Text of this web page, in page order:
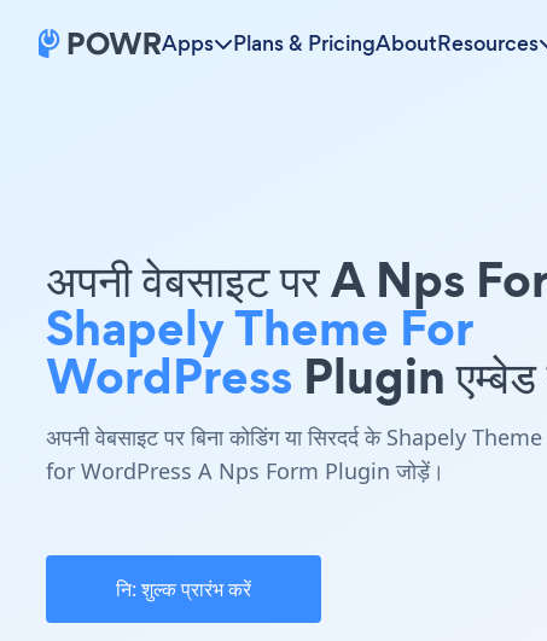
Apps Plans & PricingAboutResources
अपनी वेबसाइट पर A Nps
Shapely Theme For
WordPress Plugin
अपनी वेबसाइट पर बिना कोडिंग या सिरदर्द के Shapely Theme
for WordPress A Nps Form Plugin जोड़ें।
नि: शुल्क प्रारंभ करें